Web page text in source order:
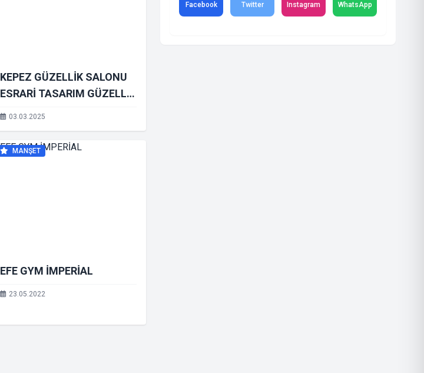
KEPEZ GÜZELLİK SALONU
ESRARİ TASARIM GÜZELLİK
SALONU
03.03.2025
MANŞET
EFE GYM İMPERİAL
23.05.2022
Facebook Twitter Instagram WhatsApp